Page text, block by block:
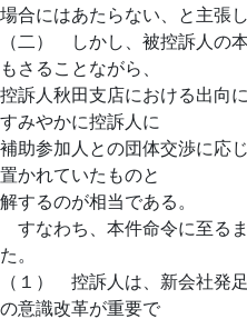
場合にはあたらない、と主張し
（二） しかし、被控訴人の
もさることながら、
控訴人秋田支店における出向
すみやかに控訴人に
補助参加人との団体交渉に応
置かれていたものと
解するのが相当である。
すなわち、本件命令に至る
た。
（１） 控訴人は、新会社発
の意識改革が重要で